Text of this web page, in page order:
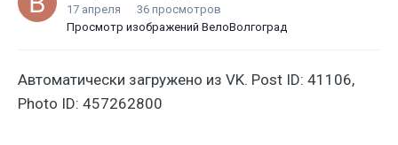
17 апреля
36 просмотров
Просмотр изображений ВелоВолгоград
Автоматически загружено из VK. Post ID: 41106,
Photo ID: 457262800